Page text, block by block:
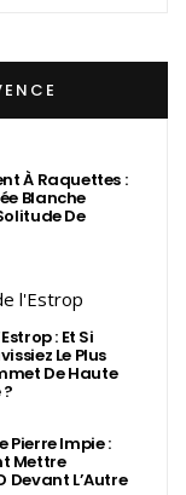
À Raquettes :
Blanche
De
: Et Si
Le Plus
De Haute
Pierre Impie :
Mettre
Devant L’Autre